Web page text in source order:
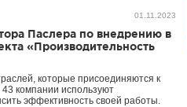
01.11.2023
Паслера по внедрению в
«Производительность
которые присоединяются к
компании используют
эффективность своей работы.